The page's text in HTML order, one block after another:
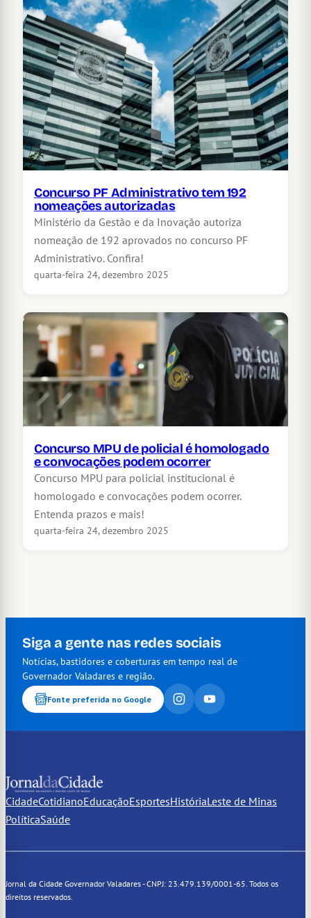
Concurso PF Administrativo tem 192
nomeações autorizadas
Ministério da Gestão e da Inovação autoriza
nomeação de 192 aprovados no concurso PF
Administrativo. Confira!
quarta-feira 24, dezembro 2025
Concurso MPU de policial é homologado
e convocações podem ocorrer
Concurso MPU para policial institucional é
homologado e convocações podem ocorrer.
Entenda prazos e mais!
quarta-feira 24, dezembro 2025
Siga a gente nas redes sociais
Notícias, bastidores e coberturas em tempo real de
Governador Valadares e região.
Fonte preferida no Google
CidadeCotidianoEducaçãoEsportesHistóriaLeste de Minas
PolíticaSaúde
Jornal da Cidade Governador Valadares - CNPJ: 23.479.139/0001-65. Todos os
direitos reservados.